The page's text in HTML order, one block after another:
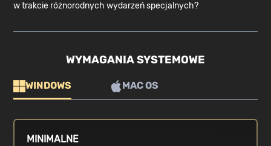
w trakcie różnorodnych wydarzeń specjalnych?
WYMAGANIA SYSTEMOWE
WINDOWS MAC OS
MINIMALNE